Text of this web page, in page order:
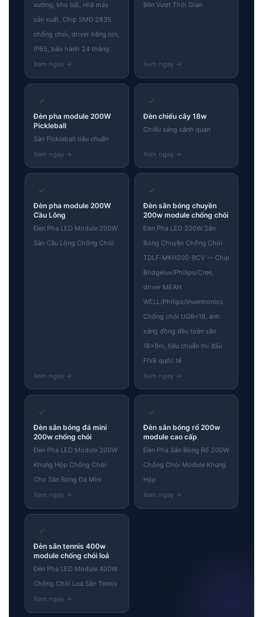
xưởng, kho bãi, nhà máy
sản xuất. Chip SMD 2835
chống chói, driver hãng lớn,
IP65, bảo hành 24 tháng.
Bền Vượt Thời Gian
✓
Đèn pha module 200W
Pickleball
Sân Pickleball tiêu chuẩn
✓
Đèn chiếu cây 18w
Chiếu sáng cảnh quan
✓
Đèn pha module 200W
Cầu Lông
Đèn Pha LED Module 200W
Sân Cầu Lông Chống Chói
✓
Đèn sân bóng chuyền
200w module chống chói
Đèn Pha LED 200W Sân
Bóng Chuyền Chống Chói
TDLF-MKH200-BCV — Chip
Bridgelux/Philips/Cree,
driver MEAN
WELL/Philips/Inventronics.
Chống chói UGR<19, ánh
sáng đồng đều toàn sân
18×9m, tiêu chuẩn thi đấu
FIVB quốc tế
✓
Đèn sân bóng đá mini
200w chống chói
Đèn Pha LED Module 200W
Khung Hộp Chống Chói
Cho Sân Bóng Đá Mini
✓
Đèn sân bóng rổ 200w
module cao cấp
Đèn Pha Sân Bóng Rổ 200W
Chống Chói Module Khung
Hộp
✓
Đèn sân tennis 400w
module chống chói loá
Đèn Pha LED Module 400W
Chống Chói Loá Sân Tennis